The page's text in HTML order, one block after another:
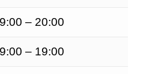
9:00 – 20:00
9:00 – 19:00